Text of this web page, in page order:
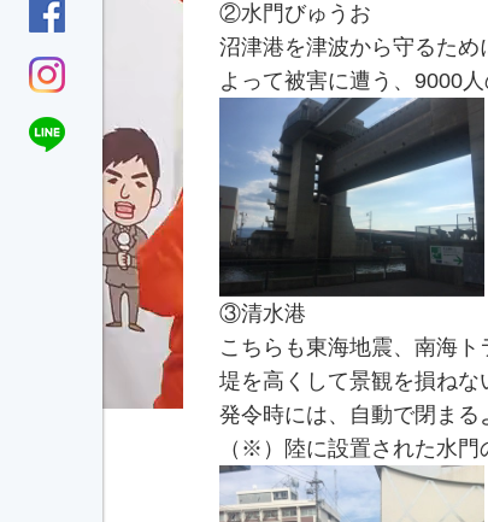
②水門びゅうお
沼津港を津波から守るた
よって被害に遭う、9000
③清水港
こちらも東海地震、南海
堤を高くして景観を損ね
発令時には、自動で閉まる
（※）陸に設置された水